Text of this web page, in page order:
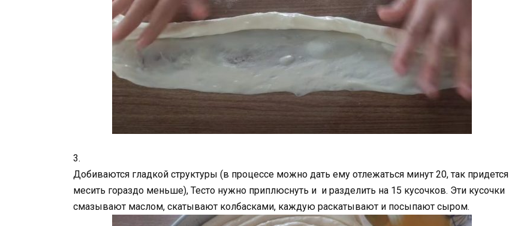
3.
Добиваются гладкой структуры (в процессе можно дать ему отлежаться минут 20, так придется
месить гораздо меньше), Тесто нужно приплюснуть и и разделить на 15 кусочков. Эти кусочки
смазывают маслом, скатывают колбасками, каждую раскатывают и посыпают сыром.